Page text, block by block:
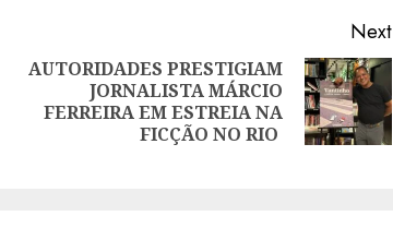
Previous
Next
post:
AUTORIDADES PRESTIGIAM
JORNALISTA MÁRCIO
FERREIRA EM ESTREIA NA
FICÇÃO NO RIO